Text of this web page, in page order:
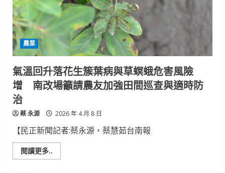
糧
產
業
競
力
農業
氣溫回升落花生簇葉病與草螟蛾危害風險
增 南改場籲請農友加強田間巡查與適時防
治
蔡 永源 2026 年 4 月 8 日
【民正新聞記者:蔡永源，蔡慧茹台南報
閱讀更多..
more